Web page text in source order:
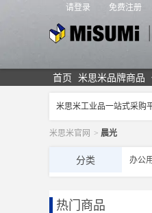
请登录 免费注册
首页 米思米品牌商品
米思米工业品一站式采购
米思米官网 > 晨光
分类 办公
热门商品